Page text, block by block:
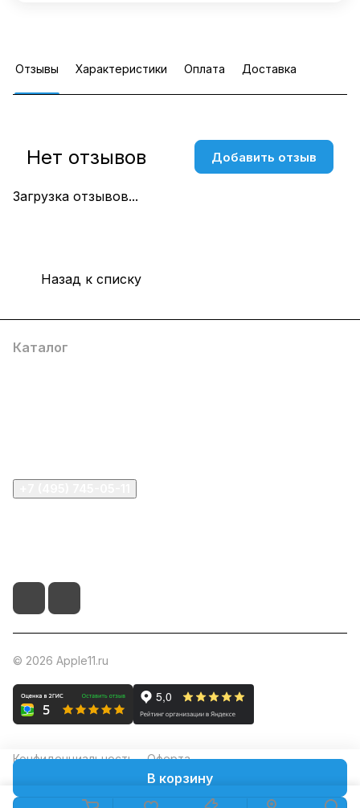
В корзину
Отзывы Характеристики Оплата Доставка
Загрузка отзывов...
Нет отзывов Добавить отзыв
Назад к списку
Каталог
© 2026 Apple11.ru
Конфиденциальность Оферта